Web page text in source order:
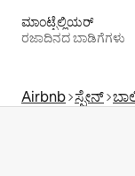
ಮಾಂಟ್ಪೆಲ್ಲಿಯರ್
ರಜಾದಿನದ ಬಾಡಿಗೆಗಳು
Airbnb ಸ್ಪೇನ್